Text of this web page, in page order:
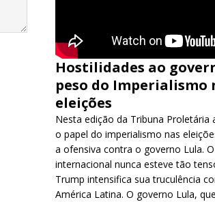
Hostilidades ao
peso do Imperialismo
eleições
Nesta edição da Tribuna Proletária
o papel do imperialismo nas
a ofensiva contra o governo Lula.
internacional nunca esteve tão
Trump intensifica sua truculência
América Latina. O governo Lula,